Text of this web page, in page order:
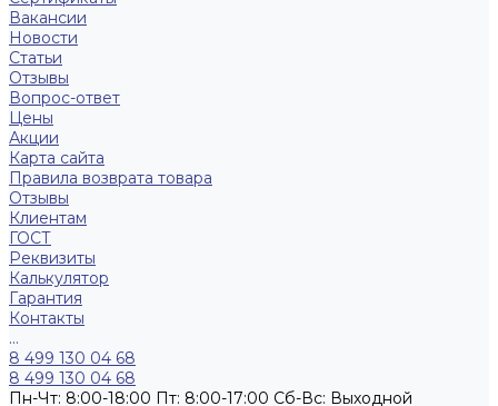
Вакансии
Новости
Статьи
Отзывы
Вопрос-ответ
Цены
Акции
Карта сайта
Правила возврата товара
Отзывы
Клиентам
ГОСТ
Реквизиты
Калькулятор
Гарантия
Контакты
...
8 499 130 04 68
8 499 130 04 68
Пн-Чт: 8:00-18:00 Пт: 8:00-17:00 Сб-Вс: Выходной